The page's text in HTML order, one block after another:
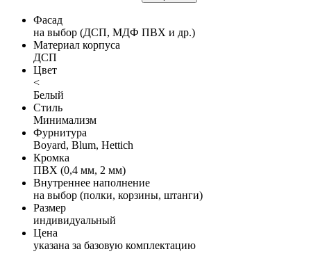
Фасад
на выбор (ДСП, МДФ ПВХ и др.)
Материал корпуса
ДСП
Цвет
<
Белый
Стиль
Минимализм
Фурнитура
Boyard, Blum, Hettich
Кромка
ПВХ (0,4 мм, 2 мм)
Внутреннее наполнение
на выбор (полки, корзины, штанги)
Размер
индивидуальный
Цена
указана за базовую комплектацию